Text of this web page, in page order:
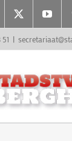
Facebook
|